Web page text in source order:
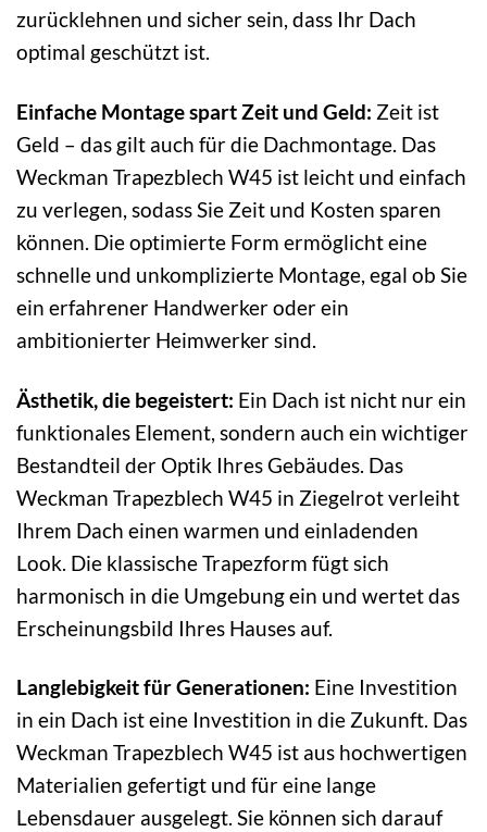
zurücklehnen und sicher sein, dass Ihr Dach
optimal geschützt ist.
Einfache Montage spart Zeit und Geld: Zeit ist
Geld – das gilt auch für die Dachmontage. Das
Weckman Trapezblech W45 ist leicht und einfach
zu verlegen, sodass Sie Zeit und Kosten sparen
können. Die optimierte Form ermöglicht eine
schnelle und unkomplizierte Montage, egal ob Sie
ein erfahrener Handwerker oder ein
ambitionierter Heimwerker sind.
Ästhetik, die begeistert: Ein Dach ist nicht nur ein
funktionales Element, sondern auch ein wichtiger
Bestandteil der Optik Ihres Gebäudes. Das
Weckman Trapezblech W45 in Ziegelrot verleiht
Ihrem Dach einen warmen und einladenden
Look. Die klassische Trapezform fügt sich
harmonisch in die Umgebung ein und wertet das
Erscheinungsbild Ihres Hauses auf.
Langlebigkeit für Generationen: Eine Investition
in ein Dach ist eine Investition in die Zukunft. Das
Weckman Trapezblech W45 ist aus hochwertigen
Materialien gefertigt und für eine lange
Lebensdauer ausgelegt. Sie können sich darauf